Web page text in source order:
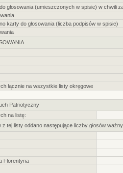
głosowania (umieszczonych w spisie) w chwili
karty do głosowania (liczba podpisów w spisie)
łącznie na wszystkie listy okręgowe
Patriotyczny
na listę:
tej listy oddano następujące liczby głosów
Florentyna